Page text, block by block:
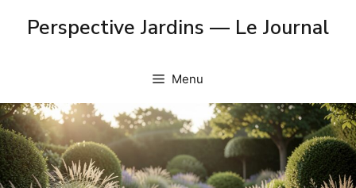
Perspective Jardins — Le Journal
Menu